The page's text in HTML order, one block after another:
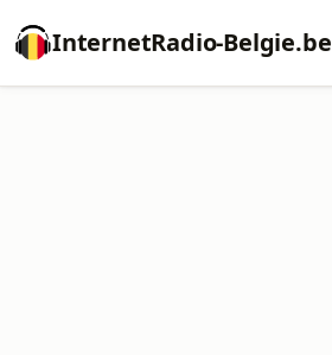
InternetRadio-Belgie.be